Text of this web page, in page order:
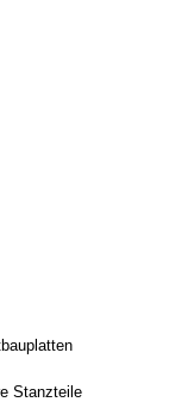
Stanzteile